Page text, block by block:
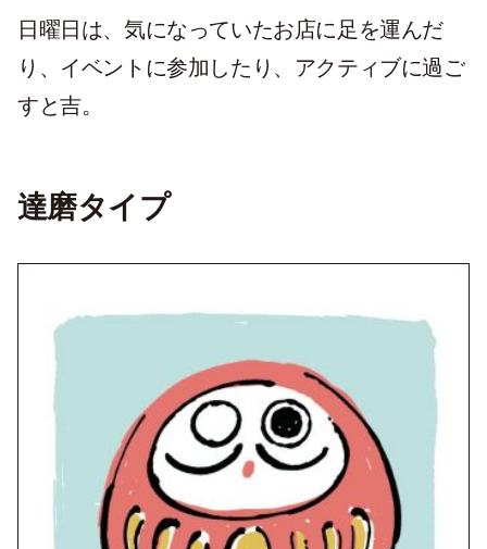
日曜日は、気になっていたお店に足を運んだ
り、イベントに参加したり、アクティブに過ご
すと吉。
達磨タイプ